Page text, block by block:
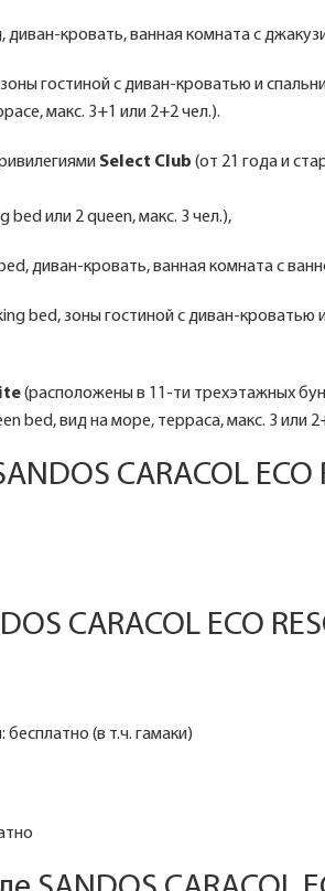
диван-кровать, ванная комната с
гостиной с диван-кроватью и
макс. 3+1 или 2+2 чел.).
Select Club (от 21 года и
bed или 2 queen, макс. 3 чел.),
диван-кровать, ванная комната с
bed, зоны гостиной с диван-кроватью
(расположены в 11-ти трехэтажных
bed, вид на море, терраса, макс. 3 или
CARACOL ECO
CARACOL ECO
(в т.ч. гамаки)